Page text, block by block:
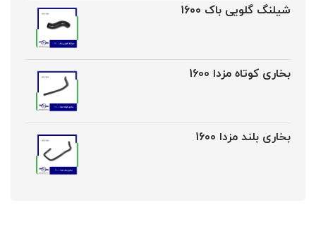
شیلنگ گلویی باک 1600
بخاری کوتاه مزدا 1600
بخاری بلند مزدا 1600